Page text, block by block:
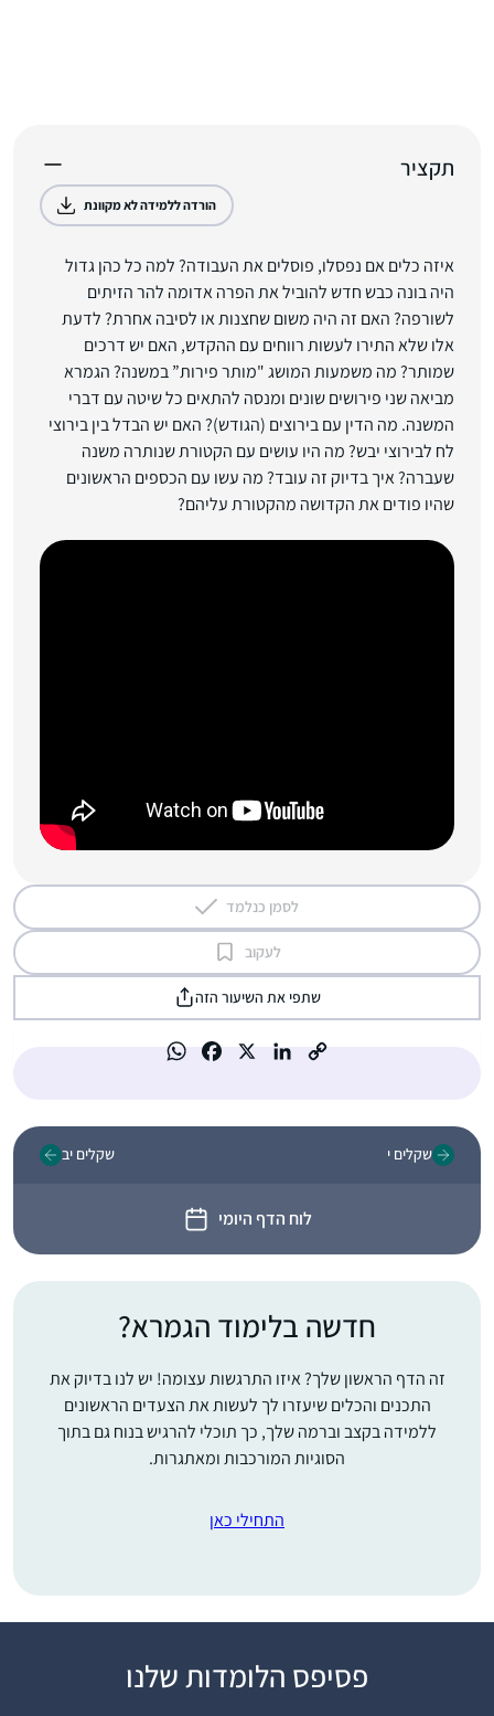
תקציר
הורדה ללמידה לא מקוונת
איזה כלים אם נפסלו, פוסלים את העבודה? למה כל כהן גדול
היה בונה כבש חדש להוביל את הפרה אדומה להר הזיתים
לשורפה? האם זה היה משום שחצנות או לסיבה אחרת? לדעת
אלו שלא התירו לעשות רווחים עם ההקדש, האם יש דרכים
שמותר? מה משמעות המושג "מותר פירות” במשנה? הגמרא
מביאה שני פירושים שונים ומנסה להתאים כל שיטה עם דברי
המשנה. מה הדין עם בירוצים (הגודש)? האם יש הבדל בין בירוצי
לח לבירוצי יבש? מה היו עושים עם הקטורת שנותרה משנה
שעברה? איך בדיוק זה עובד? מה עשו עם הכספים הראשונים
שהיו פודים את הקדושה מהקטורת עליהם?
לסמן כנלמד
לעקוב
שתפי את השיעור הזה
שקלים י
לוח הדף היומי
שקלים יב
חדשה בלימוד הגמרא?
זה הדף הראשון שלך? איזו התרגשות עצומה! יש לנו בדיוק את
התכנים והכלים שיעזרו לך לעשות את הצעדים הראשונים
ללמידה בקצב וברמה שלך, כך תוכלי להרגיש בנוח גם בתוך
הסוגיות המורכבות ומאתגרות.
התחילי כאן
פסיפס הלומדות שלנו
במחזור הזה, בח’ בטבת